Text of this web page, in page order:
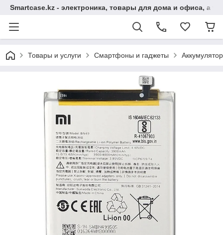
Smartcase.kz - электроника, товары для дома и офиса, а
Товары и услуги Смартфоны и гаджеты